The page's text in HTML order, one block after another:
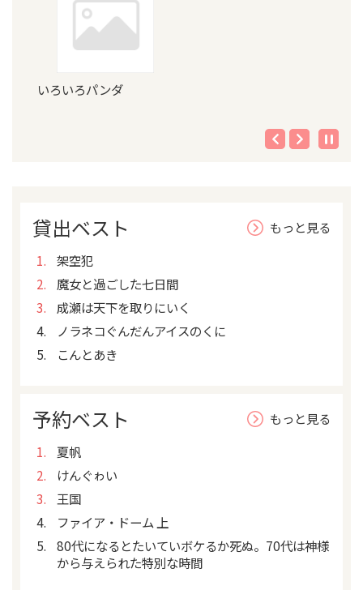
いろいろパンダ
貸出ベスト
架空犯
魔女と過ごした七日間
成瀬は天下を取りにいく
ノラネコぐんだんアイスのくに
こんとあき
もっと見る
予約ベスト
夏帆
けんぐゎい
王国
ファイア・ドーム 上
80代になるとたいていボケるか死ぬ。70代は神様
から与えられた特別な時間
もっと見る